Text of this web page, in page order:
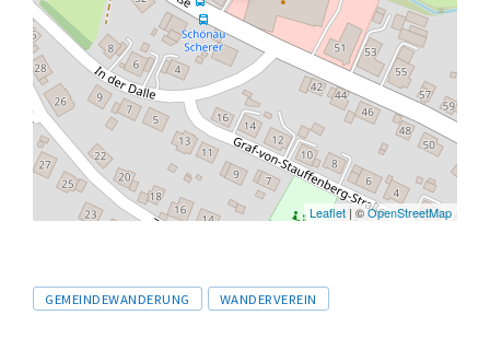
Leaflet | ©OpenStreetMap
Tags
GEMEINDEWANDERUNG WANDERVEREIN